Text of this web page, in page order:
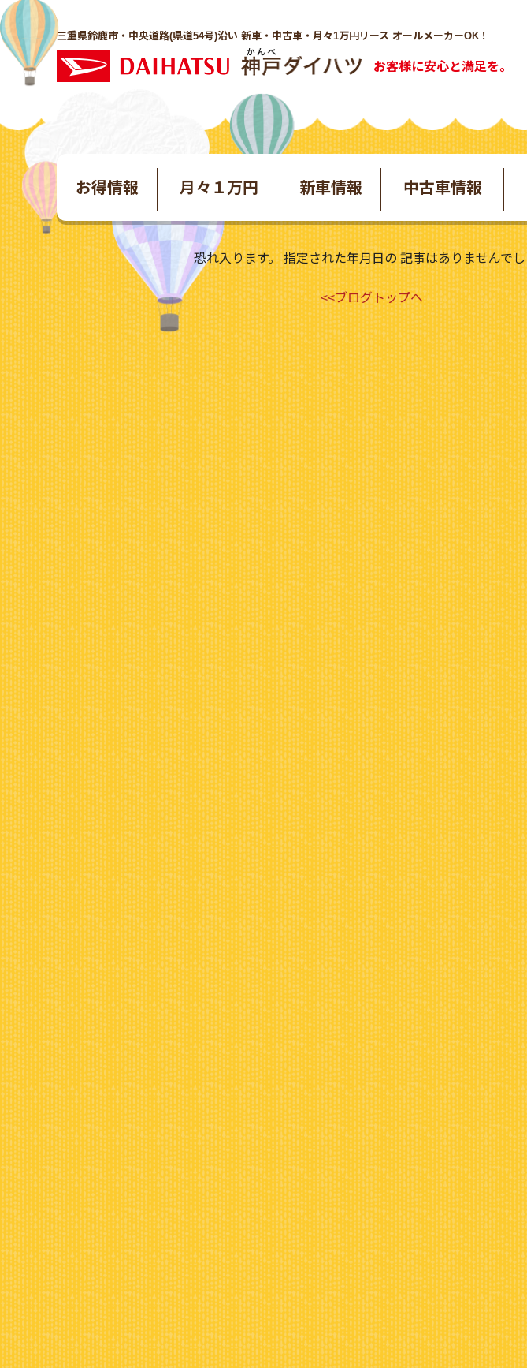
三重県鈴鹿市・中央道路(県道54号)沿い 新車・中古車・月々1万円リース オールメーカーOK！
お客様に安心と満足を。
お得情報 月々１万円 新車情報 中古車情報
恐れ入ります。 指定された年月日の 記事はありませんで
<<ブログトップへ